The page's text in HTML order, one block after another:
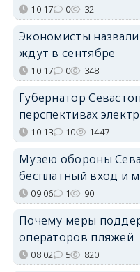
10:17 0 32
Экономисты
ждут в сентябре
10:17 0 348
Губернатор
перспективах
10:13 10 1447
Музею обороны
бесплатный вход и
09:06 1 90
Почему меры
операторов пляжей
08:02 5 820